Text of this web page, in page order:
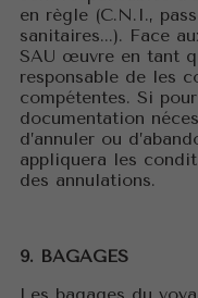
en règle (C.N.I.,
sanitaires...). Face
SAU œuvre en tant
responsable de les
compétentes. Si
documentation
d’annuler ou
appliquera les
des annulations.
9. BAGAGES